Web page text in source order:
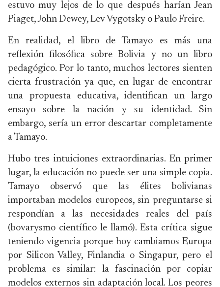
estuvo muy lejos de lo que después harían Jean
Piaget, John Dewey, Lev Vygotsky o Paulo Freire.
En realidad, el libro de Tamayo es más una
reflexión filosófica sobre Bolivia y no un libro
pedagógico. Por lo tanto, muchos lectores sienten
cierta frustración ya que, en lugar de encontrar
una propuesta educativa, identifican un largo
ensayo sobre la nación y su identidad. Sin
embargo, sería un error descartar completamente
a Tamayo.
Hubo tres intuiciones extraordinarias. En primer
lugar, la educación no puede ser una simple copia.
Tamayo observó que las élites bolivianas
importaban modelos europeos, sin preguntarse si
respondían a las necesidades reales del país
(bovarysmo científico le llamó). Esta crítica sigue
teniendo vigencia porque hoy cambiamos Europa
por Silicon Valley, Finlandia o Singapur, pero el
problema es similar: la fascinación por copiar
modelos externos sin adaptación local. Los peores